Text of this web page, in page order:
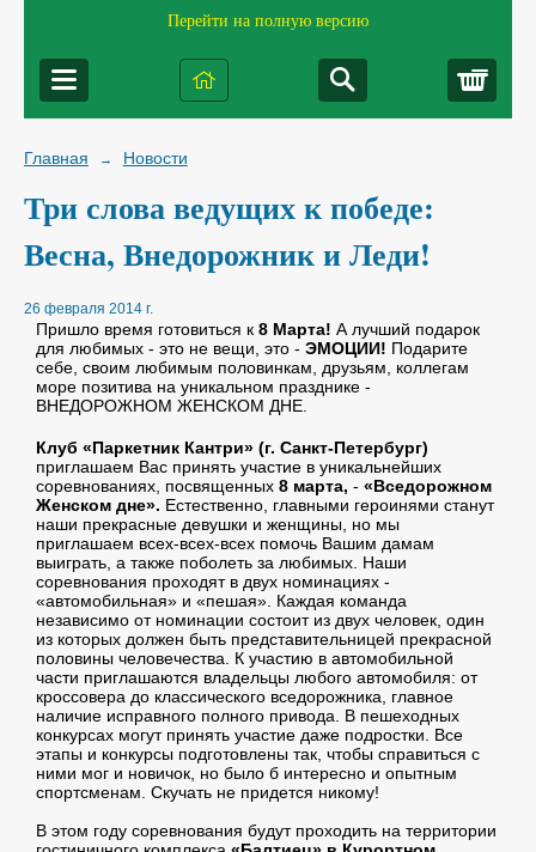
Перейти на полную версию
Главная → Новости
Три слова ведущих к победе:
Весна, Внедорожник и Леди!
26 февраля 2014 г.
Пришло время готовиться к 8 Марта! А лучший подарок
для любимых - это не вещи, это - ЭМОЦИИ! Подарите
себе, своим любимым половинкам, друзьям, коллегам
море позитива на уникальном празднике -
ВНЕДОРОЖНОМ ЖЕНСКОМ ДНЕ.
Клуб «Паркетник Кантри» (г. Санкт-Петербург)
приглашаем Вас принять участие в уникальнейших
соревнованиях, посвященных 8 марта, - «Вседорожном
Женском дне». Естественно, главными героинями станут
наши прекрасные девушки и женщины, но мы
приглашаем всех-всех-всех помочь Вашим дамам
выиграть, а также поболеть за любимых. Наши
соревнования проходят в двух номинациях -
«автомобильная» и «пешая». Каждая команда
независимо от номинации состоит из двух человек, один
из которых должен быть представительницей прекрасной
половины человечества. К участию в автомобильной
части приглашаются владельцы любого автомобиля: от
кроссовера до классического вседорожника, главное
наличие исправного полного привода. В пешеходных
конкурсах могут принять участие даже подростки. Все
этапы и конкурсы подготовлены так, чтобы справиться с
ними мог и новичок, но было б интересно и опытным
спортсменам. Скучать не придется никому!
В этом году соревнования будут проходить на территории